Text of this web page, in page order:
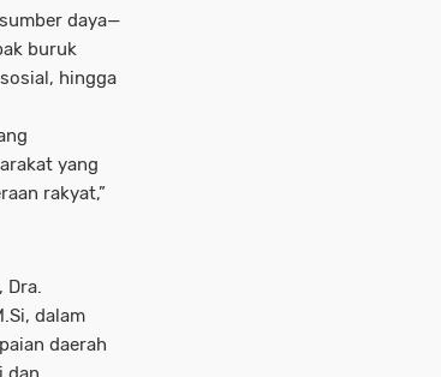
daya—
buruk
hingga
yang
rakyat,”
dalam
daerah